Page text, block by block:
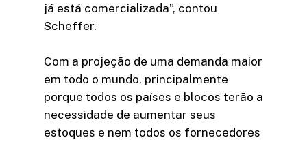
já está comercializada”, contou
Scheffer.
Com a projeção de uma demanda maior
em todo o mundo, principalmente
porque todos os países e blocos terão a
necessidade de aumentar seus
estoques e nem todos os fornecedores